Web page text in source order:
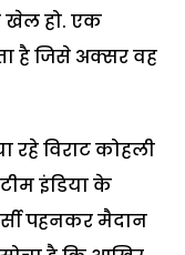
खेल हो. एक
है जिसे अक्सर वह
विराट कोहली
इंडिया के
पहनकर मैदान